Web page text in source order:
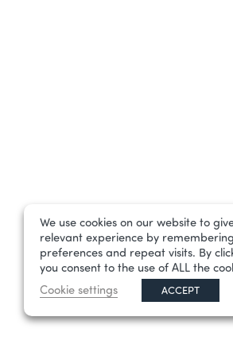
We use cookies on our website to
relevant experience by
preferences and repeat visits. By
you consent to the use of ALL the
Cookie settings
ACCEPT